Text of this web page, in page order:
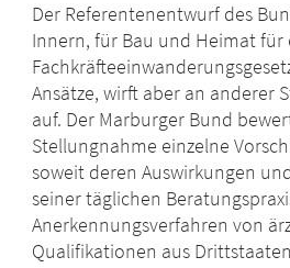
Der Referentenentwurf des
Innern, für Bau und Heimat für
Ansätze, wirft aber an anderer
auf. Der Marburger Bund
Stellungnahme einzelne
soweit deren Auswirkungen
seiner täglichen
Anerkennungsverfahren von
Qualifikationen aus